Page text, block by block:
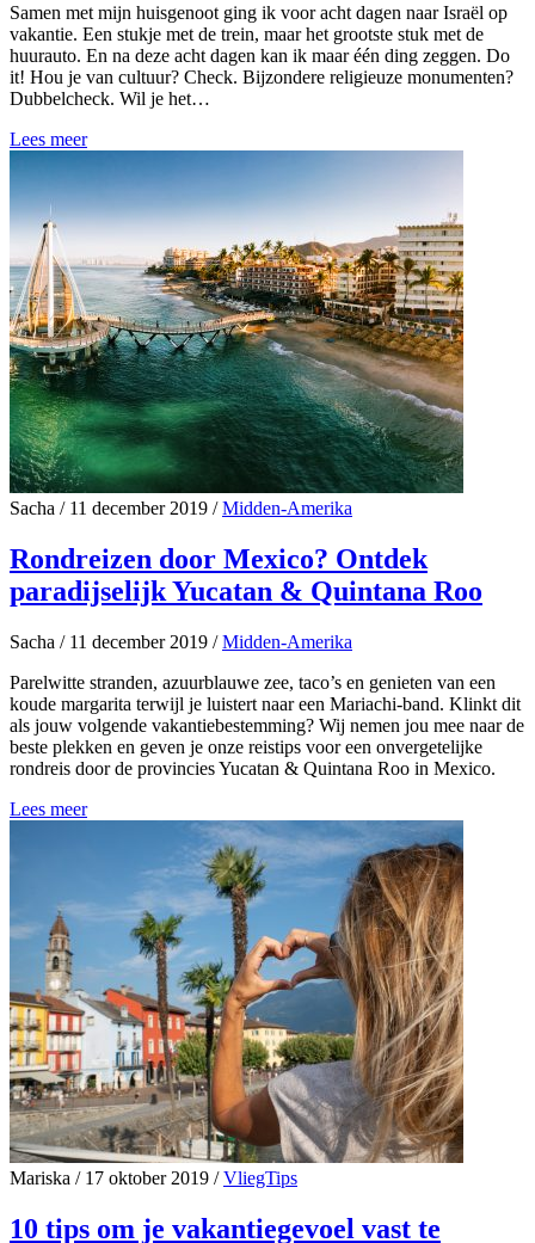
Samen met mijn huisgenoot ging ik voor acht dagen naar Israël op
vakantie. Een stukje met de trein, maar het grootste stuk met de
huurauto. En na deze acht dagen kan ik maar één ding zeggen. Do
it! Hou je van cultuur? Check. Bijzondere religieuze monumenten?
Dubbelcheck. Wil je het…
Lees meer
Sacha /11 december 2019 / Midden-Amerika
Rondreizen door Mexico? Ontdek
paradijselijk Yucatan & Quintana Roo
Sacha /11 december 2019 / Midden-Amerika
Parelwitte stranden, azuurblauwe zee, taco’s en genieten van een
koude margarita terwijl je luistert naar een Mariachi-band. Klinkt dit
als jouw volgende vakantiebestemming? Wij nemen jou mee naar de
beste plekken en geven je onze reistips voor een onvergetelijke
rondreis door de provincies Yucatan & Quintana Roo in Mexico.
Lees meer
Mariska /17 oktober 2019 / VliegTips
10 tips om je vakantiegevoel vast te